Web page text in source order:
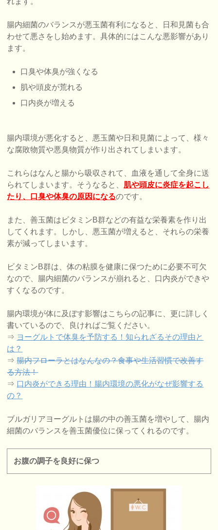
腸内細菌のバランスが悪玉菌有利になると、日和見菌も合
わせて悪さをし始めます。具体的にはこんな悪影響があり
ます。
口臭や体臭が強くなる
肌や頭皮が荒れる
口内炎が増える
腸内環境が悪化すると、悪玉菌や日和見菌によって、様々
な腐敗物質や悪臭物質が作り出されてしまいます。
これらはなんと腸から吸収されて、血液を通して全身に送
られてしまいます。そうなると、 肌や頭皮に炎症を起こし
たり、口臭や体臭の原因になるのです。
また、善玉菌はビタミンB群などの有益な栄養素を作り出
してくれます。しかし、悪玉菌が増えると、それらの栄養
素が減ってしまいます。
ビタミンB群は、体の粘膜を健康に保つために必要不可欠
なので、腸内細菌のバランスが崩れると、口内炎ができや
すくなるのです。
腸内環境が体に及ぼす影響はこちらの記事に、更に詳しく
書いているので、良ければご覧ください。
⇒ ヨーグルトで体臭を予防する！知られざるその理由と
は？
⇒腸内フローラとはなんなの？食事や生活習慣で改善す
る方法！
⇒ 口内炎ができる理由！腸内環境の悪化がなぜ影響する
の？
ブルガリアヨーグルトは腸の中の善玉菌を増やして、腸内
細菌のバランスを善玉菌優位に保ってくれるのです。
お腹の調子を良好に保つ